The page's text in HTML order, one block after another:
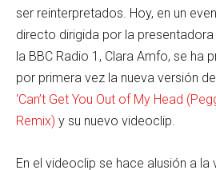
ser reinterpretados. Hoy, en un
directo dirigida por la
la BBC Radio 1, Clara Amfo, se ha
por primera vez la nueva versión de
‘Can’t Get You Out of My Head
Remix) y su nuevo videoclip.
En el videoclip se hace alusión a la